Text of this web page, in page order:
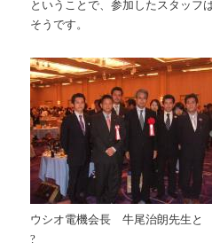
ということで、参加したスタッフ
そうです。
ウシオ電機会長 牛尾治朗先生と
?